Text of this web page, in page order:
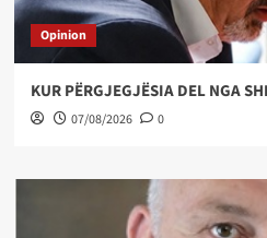
Opinion
KUR PËRGJEGJËSIA DEL NGA
07/08/2026 0